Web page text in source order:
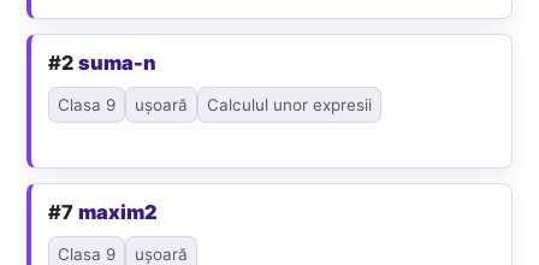
#2suma-n
Clasa 9 ușoară Calculul unor expresii
#7maxim2
Clasa 9 ușoară